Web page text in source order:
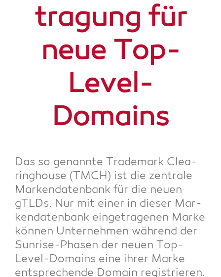
tra­gung für
neue Top-
Level-
Domains
Das so genann­te Trade­mark Clea­
ring­house (TMCH) ist die zen­tra­le
Mar­ken­da­ten­bank für die neu­en
gTLDs. Nur mit einer in die­ser Mar­
ken­da­ten­bank ein­ge­tra­ge­nen Mar­ke
kön­nen Unter­neh­men wäh­rend der
Sun­ri­se-Pha­sen der neu­en Top-
Level-Domains eine ihrer Mar­ke
ent­spre­chen­de Domain registrieren.